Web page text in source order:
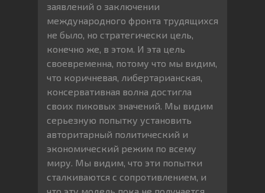
заявлений о заключении
международного фронта трудящихся
не было, но стратегически цель,
конечно же, в этом. И эта цель
своевременна, потому что мы видим,
что коричневая, либертарианская,
консервативная волна достигла
своих пиковых значений. Мы видим
серьезную попытку установить
авторитарный политический и
экономический режим по всему
миру. Мы видим, что эти попытки
сталкиваются с сопротивлением, и